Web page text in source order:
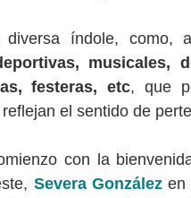
diversa índole, como,
festeras, etc, que
el sentido de
con la
Severa González en